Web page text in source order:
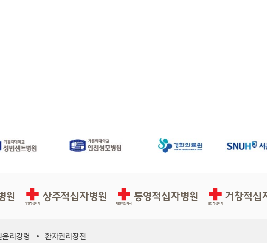
상주적십자병원 통영적십자병원 거창적십자병원
윤리강령 환자권리장전